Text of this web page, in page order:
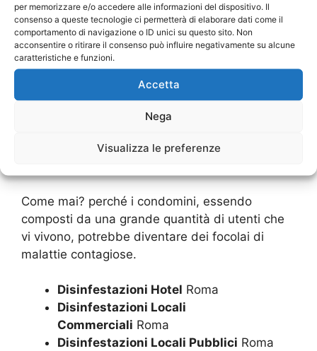
per memorizzare e/o accedere alle informazioni del dispositivo. Il
consenso a queste tecnologie ci permetterà di elaborare dati come il
comportamento di navigazione o ID unici su questo sito. Non
acconsentire o ritirare il consenso può influire negativamente su alcune
caratteristiche e funzioni.
Accetta
Nega
Visualizza le preferenze
Ovviamente tutti gliappartamenti devono
pagare una propria quota che contribuisca al
costo dell’intervento generale
sono delle richieste che devono essere
provvedere a tale intervento, nonostante sia
denunciare la situazione alle autorità
Come mai? perché i condomini, essendo
composti da una grande quantità di utenti che
vi vivono, potrebbe diventare dei focolai di
malattie contagiose.
Disinfestazioni Hotel Roma
Disinfestazioni Locali
Commerciali Roma
Disinfestazioni Locali Pubblici Roma